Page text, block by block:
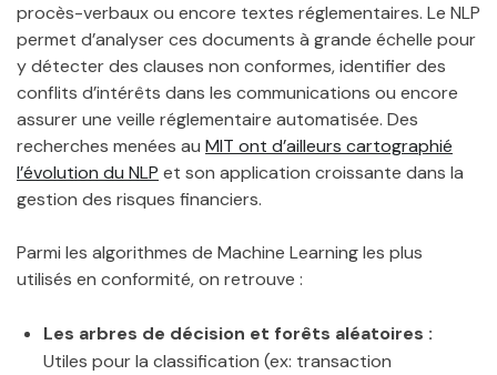
procès-verbaux ou encore textes réglementaires. Le NLP
permet d’analyser ces documents à grande échelle pour
y détecter des clauses non conformes, identifier des
conflits d’intérêts dans les communications ou encore
assurer une veille réglementaire automatisée. Des
recherches menées au MIT ont d’ailleurs cartographié
l’évolution du NLP et son application croissante dans la
gestion des risques financiers.
Parmi les algorithmes de Machine Learning les plus
utilisés en conformité, on retrouve :
Les arbres de décision et forêts aléatoires :
Utiles pour la classification (ex: transaction